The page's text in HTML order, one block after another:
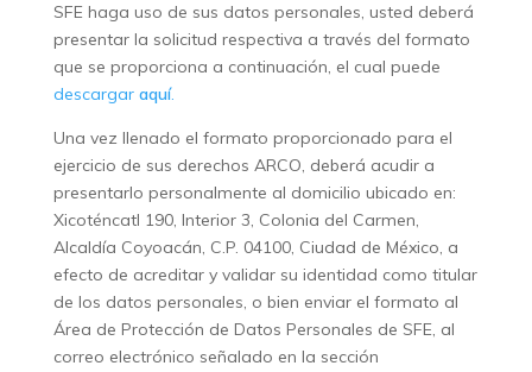
SFE haga uso de sus datos personales, usted deberá
presentar la solicitud respectiva a través del formato
que se proporciona a continuación, el cual puede
descargar aquí.
Una vez llenado el formato proporcionado para el
ejercicio de sus derechos ARCO, deberá acudir a
presentarlo personalmente al domicilio ubicado en:
Xicoténcatl 190, Interior 3, Colonia del Carmen,
Alcaldía Coyoacán, C.P. 04100, Ciudad de México, a
efecto de acreditar y validar su identidad como titular
de los datos personales, o bien enviar el formato al
Área de Protección de Datos Personales de SFE, al
correo electrónico señalado en la sección